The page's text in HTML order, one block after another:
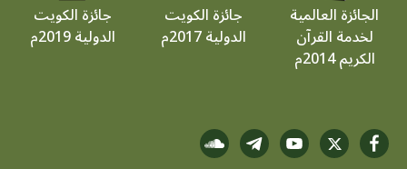
الجائزة العالمية
لخدمة القرآن
الكريم 2014م
جائزة الكويت
الدولية 2017م
جائزة الكويت
الدولية 2019م